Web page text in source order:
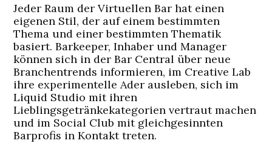
Jeder Raum der Virtuellen Bar hat einen
eigenen Stil, der auf einem bestimmten
Thema und einer bestimmten Thematik
basiert. Barkeeper, Inhaber und Manager
können sich in der Bar Central über neue
Branchentrends informieren, im Creative Lab
ihre experimentelle Ader ausleben, sich im
Liquid Studio mit ihren
Lieblingsgetränkekategorien vertraut machen
und im Social Club mit gleichgesinnten
Barprofis in Kontakt treten.